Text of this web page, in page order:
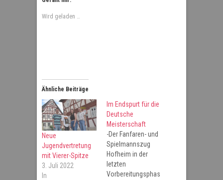
Wird geladen …
Ähnliche Beiträge
Neue
Jugendvertretung
mit Vierer-Spitze
3. Juli 2022
In
Im Endspurt für die
Deutsche
Meisterschaft
-Der Fanfaren- und
Spielmannszug
Hofheim in der
letzten
Vorbereitungsphas